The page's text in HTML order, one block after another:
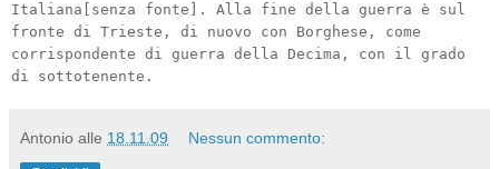
Italiana[senza fonte]. Alla fine della guerra è sul
fronte di Trieste, di nuovo con Borghese, come
corrispondente di guerra della Decima, con il grado
di sottotenente.
Antonio alle 18.11.09 Nessun commento: